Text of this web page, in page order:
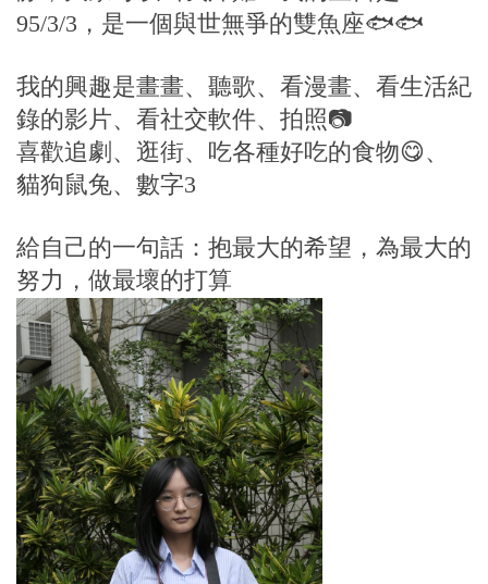
95/3/3，是一個與世無爭的雙魚座🐟🐟
我的興趣是畫畫、聽歌、看漫畫、看生活紀
錄的影片、看社交軟件、拍照📷
喜歡追劇、逛街、吃各種好吃的食物😋、
貓狗鼠兔、數字3
給自己的一句話：抱最大的希望，為最大的
努力，做最壞的打算